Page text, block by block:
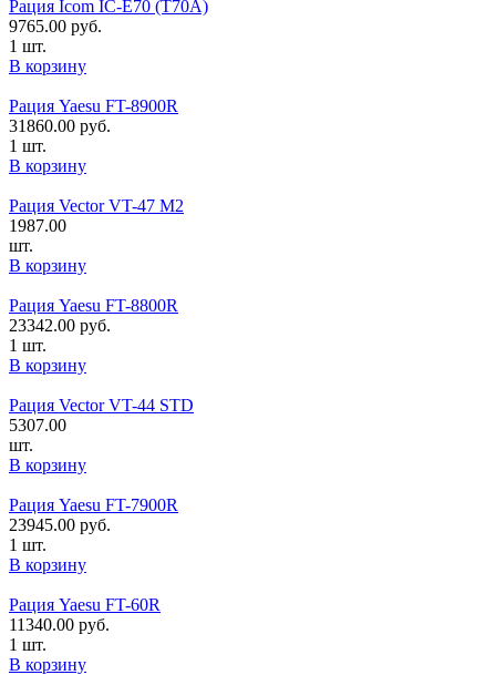
Рация Icom IC-E70 (T70A)
9765.00 руб.
1 шт.
В корзину
Рация Yaesu FT-8900R
31860.00 руб.
1 шт.
В корзину
Рация Vector VT-47 M2
1987.00
шт.
В корзину
Рация Yaesu FT-8800R
23342.00 руб.
1 шт.
В корзину
Рация Vector VT-44 STD
5307.00
шт.
В корзину
Рация Yaesu FT-7900R
23945.00 руб.
1 шт.
В корзину
Рация Yaesu FT-60R
11340.00 руб.
1 шт.
В корзину